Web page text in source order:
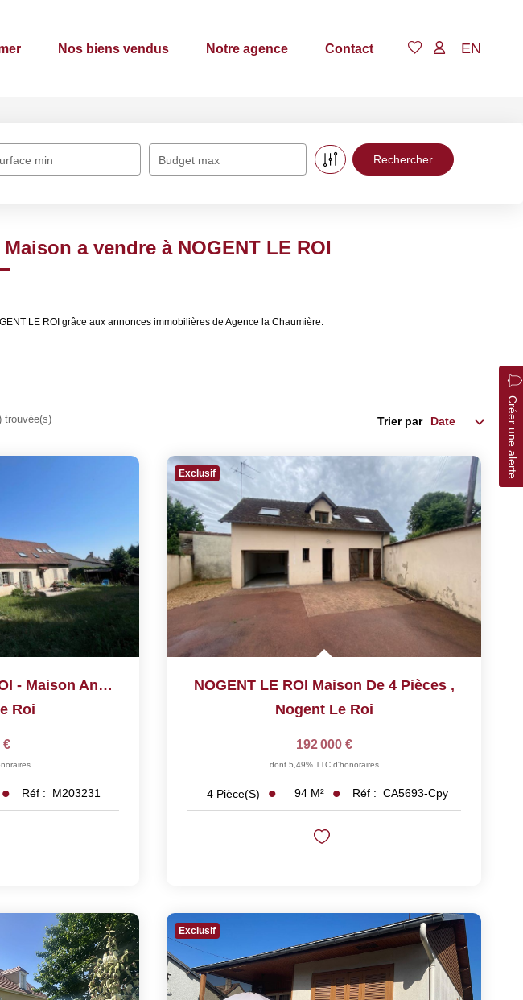
Nos biens vendus Notre agence Contact EN
min Budget max
a vendre à NOGENT LE ROI
LE ROI grâce aux annonces immobilières de Agence la Chaumière.
Créer une alerte
trouvée(s) Trier par
Proche NOGENT LE ROI - Maison Ancienne
Roi
€
Réf : M203231
Exclusif
NOGENT LE ROI Maison De 4 Pièces ,
Nogent Le Roi
192 000 €
dont 5,49% TTC d'honoraires
4 Pièce(s) 94 M² Réf : CA5693-Cpy
Exclusif